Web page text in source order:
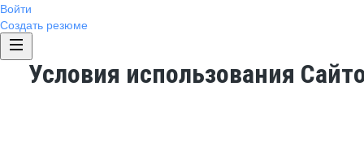
Войти
Создать резюме
Условия использования